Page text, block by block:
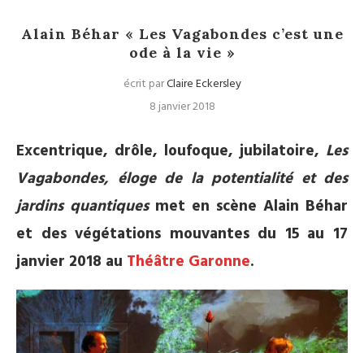
Alain Béhar « Les Vagabondes c’est une
ode à la vie »
écrit parClaire Eckersley
8 janvier 2018
Excentrique, drôle, loufoque, jubilatoire, Les
Vagabondes, éloge de la potentialité et des
jardins quantiquesmet en scène Alain Béhar
et des végétations mouvantes du 15 au 17
janvier 2018 au Théâtre Garonne.